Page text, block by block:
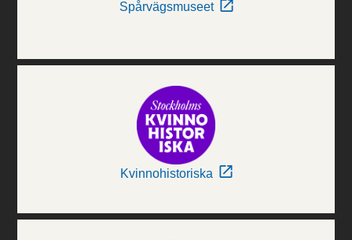
Spårvägsmuseet
Kvinnohistoriska